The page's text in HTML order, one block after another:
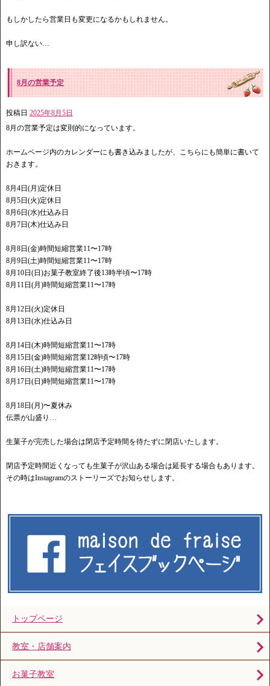
もしかしたら営業日も変更になるかもしれません。
申し訳ない…
8月の営業予定
投稿日 2025年8月5日
8月の営業予定は変則的になっています。
ホームページ内のカレンダーにも書き込みましたが、こちらにも簡単に書いて
おきます。
8月4日(月)定休日
8月5日(火)定休日
8月6日(水)仕込み日
8月7日(木)仕込み日
8月8日(金)時間短縮営業11〜17時
8月9日(土)時間短縮営業11〜17時
8月10日(日)お菓子教室終了後13時半頃〜17時
8月11日(月)時間短縮営業11〜17時
8月12日(火)定休日
8月13日(水)仕込み日
8月14日(木)時間短縮営業11〜17時
8月15日(金)時間短縮営業12時頃〜17時
8月16日(土)時間短縮営業11〜17時
8月17日(日)時間短縮営業11〜17時
8月18日(月)〜夏休み
伝票が山盛り…
生菓子が完売した場合は閉店予定時間を待たずに閉店いたします。
閉店予定時間近くなっても生菓子が沢山ある場合は延長する場合もあります。
その時はInstagramのストーリーズでお知らせします。
トップページ
教室・店舗案内
お菓子教室